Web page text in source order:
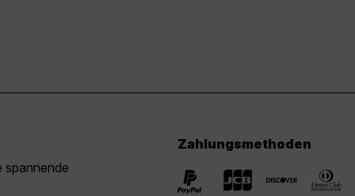
spannende
Zahlungsmethoden